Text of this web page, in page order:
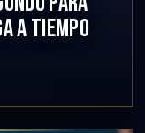
A TIEMPO